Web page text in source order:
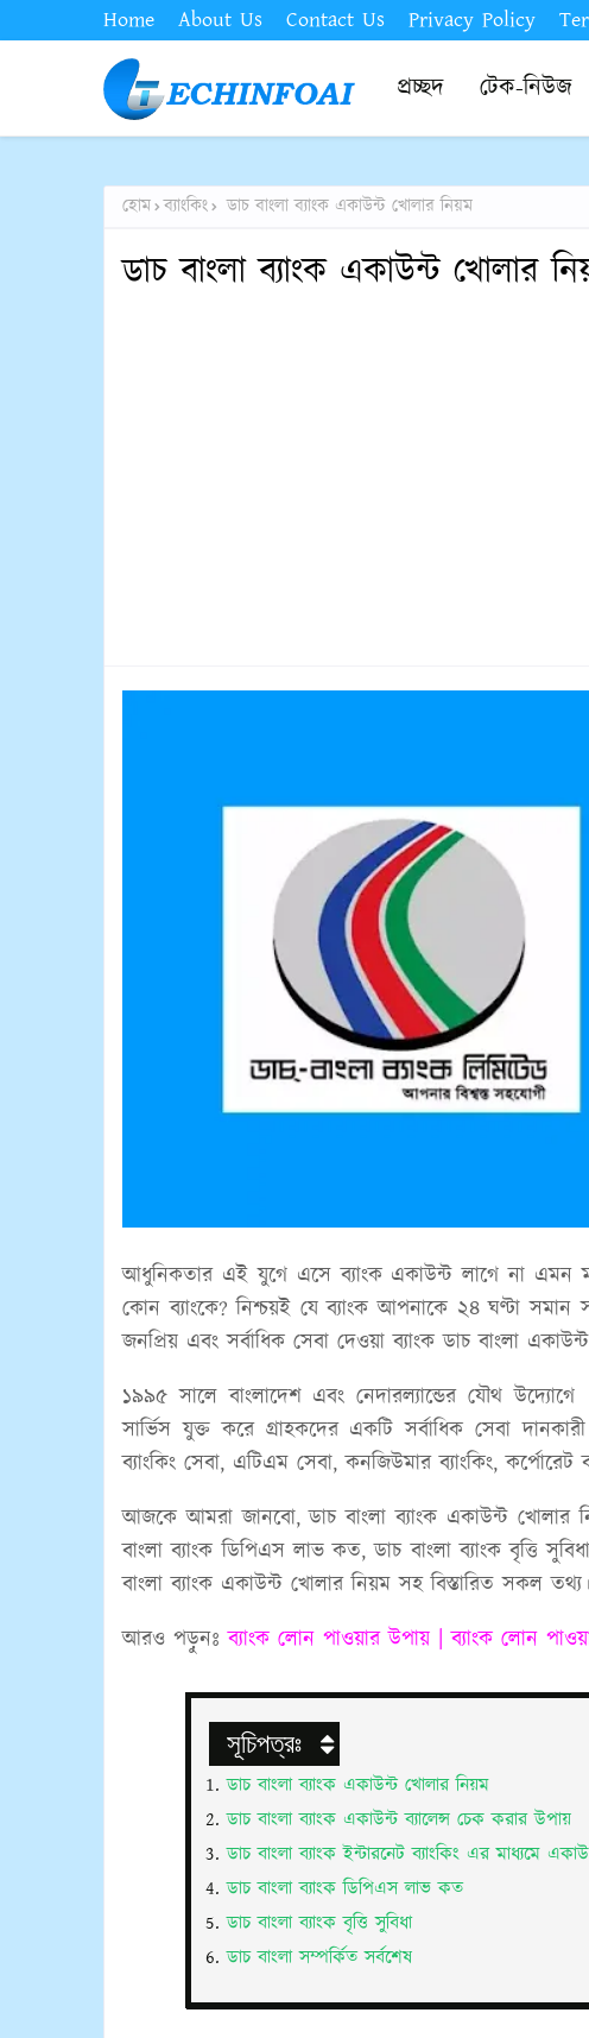
Home About Us Contact Us Privacy Policy
প্রচ্ছদ টেক-নিউজ
হোম ব্যাংকিং ডাচ বাংলা ব্যাংক একাউন্ট খোলার নিয়ম
ডাচ বাংলা ব্যাংক একাউন্ট খোলার
আধুনিকতার এই যুগে এসে ব্যাংক একাউন্ট লাগে না এমন
কোন ব্যাংকে? নিশ্চয়ই যে ব্যাংক আপনাকে ২৪ ঘণ্টা
জনপ্রিয় এবং সর্বাধিক সেবা দেওয়া ব্যাংক ডাচ বাংলা
১৯৯৫ সালে বাংলাদেশ এবং নেদারল্যান্ডের যৌথ
সার্ভিস যুক্ত করে গ্রাহকদের একটি সর্বাধিক সেবা
ব্যাংকিং সেবা, এটিএম সেবা, কনজিউমার ব্যাংকিং, কর্পোরেট
আজকে আমরা জানবো, ডাচ বাংলা ব্যাংক একাউন্ট খোলার
বাংলা ব্যাংক ডিপিএস লাভ কত, ডাচ বাংলা ব্যাংক বৃত্তি
বাংলা ব্যাংক একাউন্ট খোলার নিয়ম সহ বিস্তারিত সকল তথ্য।
আরও পড়ুনঃব্যাংক লোন পাওয়ার উপায় | ব্যাংক লোন
সূচিপত্রঃ
ডাচ বাংলা ব্যাংক একাউন্ট খোলার নিয়ম
ডাচ বাংলা ব্যাংক একাউন্ট ব্যালেন্স চেক করার উপায়
ডাচ বাংলা ব্যাংক ইন্টারনেট ব্যাংকিং এর মাধ্যমে
ডাচ বাংলা ব্যাংক ডিপিএস লাভ কত
ডাচ বাংলা ব্যাংক বৃত্তি সুবিধা
ডাচ বাংলা সম্পর্কিত সর্বশেষ